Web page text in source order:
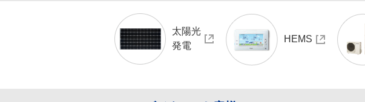
太陽光
発電
HEMS